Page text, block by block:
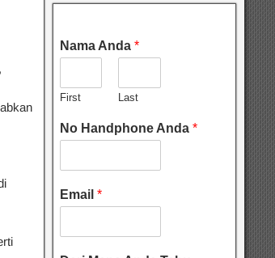
Nama Anda *
First Last
No Handphone Anda *
Email *